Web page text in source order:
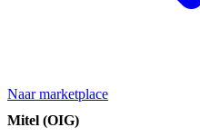
Naar marketplace
Mitel (OIG)